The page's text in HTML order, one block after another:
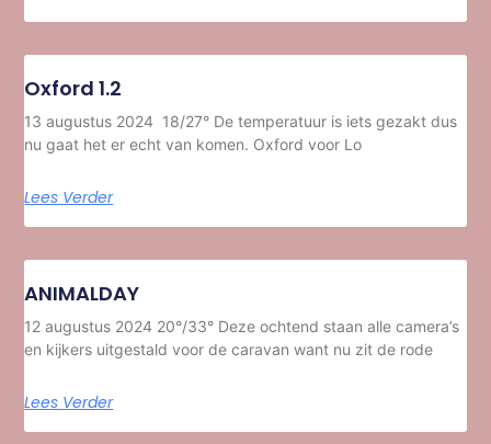
Oxford 1.2
13 augustus 2024 18/27° De temperatuur is iets gezakt dus
nu gaat het er echt van komen. Oxford voor Lo
Lees Verder
ANIMALDAY
12 augustus 2024 20°/33° Deze ochtend staan alle camera’s
en kijkers uitgestald voor de caravan want nu zit de rode
Lees Verder